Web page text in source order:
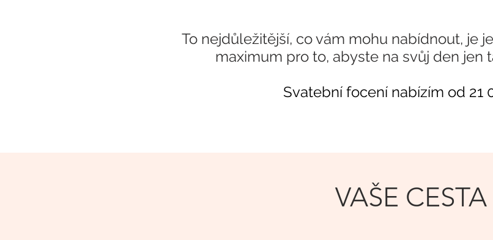
To nejdůležitější, co vám mohu nabídnout, je
maximum pro to, abyste na svůj den jen
Svatební focení nabízím od 21
VAŠE CESTA